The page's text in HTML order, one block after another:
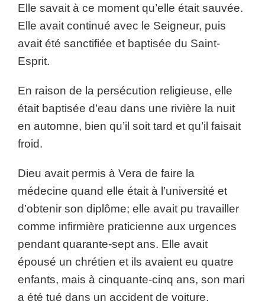
Elle savait à ce moment qu’elle était sauvée.
Elle avait continué avec le Seigneur, puis
avait été sanctifiée et baptisée du Saint-
Esprit.
En raison de la persécution religieuse, elle
était baptisée d’eau dans une rivière la nuit
en automne, bien qu’il soit tard et qu’il faisait
froid.
Dieu avait permis à Vera de faire la
médecine quand elle était à l’université et
d’obtenir son diplôme; elle avait pu travailler
comme infirmière praticienne aux urgences
pendant quarante-sept ans. Elle avait
épousé un chrétien et ils avaient eu quatre
enfants, mais à cinquante-cinq ans, son mari
a été tué dans un accident de voiture.